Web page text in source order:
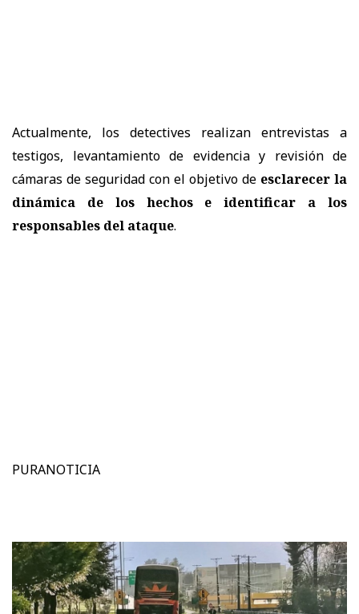
Actualmente, los detectives realizan entrevistas a
testigos, levantamiento de evidencia y revisión de
cámaras de seguridad con el objetivo de esclarecer la
dinámica de los hechos e identificar a los
responsables del ataque.
PURANOTICIA